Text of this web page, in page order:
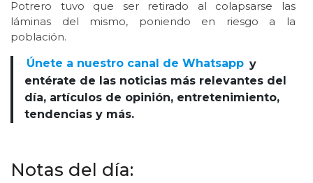
Potrero tuvo que ser retirado al colapsarse las
láminas del mismo, poniendo en riesgo a la
población.
Únete a nuestro canal de Whatsapp y
entérate de las noticias más relevantes del
día, artículos de opinión, entretenimiento,
tendencias y más.
Notas del día: